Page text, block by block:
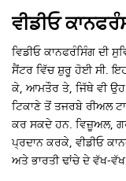
ਵੀਡੀਓ
ਵਿਡੀਓ ਕਾਨਫਰੰਸਿੰਗ ਦੀ
ਸੈਂਟਰ ਵਿੱਚ ਸ਼ੁਰੂ ਹੋਈ ਸੀ.
ਕੇ, ਆਮਤੌਰ ਤੇ, ਜਿੱਥੇ ਵੀ
ਟਿਕਾਣੇ ਤੋਂ ਤਜਰਬੇ ਰੀਅਲ
ਕਰ ਸਕਦੇ ਹਨ. ਵਿਜ਼ੂਅਲ,
ਪ੍ਰਦਾਨ ਕਰਕੇ, ਵੀਡੀਓ
ਅਤੇ ਭਾਰਤੀ ਢਾਂਚੇ ਦੇ ਵੱਖ-